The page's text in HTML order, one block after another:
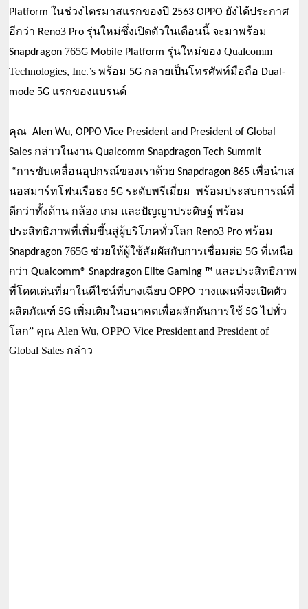
Platform ในช่วงไตรมาสแรกของปี 2563 OPPO ยังได้ประกาศ
อีกว่า Reno3 Pro
Snapdragon 765G Mobile Platform รุ่นใหม่ของ Qualcomm
Technologies, Inc.’s พร้อม 5G กลายเป็นโทรศัพท์มือถือ Dual-
mode 5G แรกของแบรนด์
คุณ  Alen Wu, OPPO Vice President and President of Global
Sales กล่าวในงาน Qualcomm Snapdragon Tech Summit
“การขับเคลื่อนอุปกรณ์ของเราด้วย Snapdragon 865 เพื่อนำเส
นอสมาร์ทโฟนเรือธง 5G ระดับพรีเมี่ยม  พร้อมประสบการณ์ที่
ดีกว่าทั้งด้าน กล้อง เกม และปัญญาประดิษฐ์ พร้อม
ประสิทธิภาพที่เพิ่มขึ้นสู่ผู้บริโภคทั่วโลก Reno3 Pro
Snapdragon 765G ช่วยให้ผู้ใช้สัมผัสกับการเชื่อมต่อ 5G ที่เหนือ
กว่า Qualcomm® Snapdragon Elite Gaming ™ และประสิทธิภาพ
ที่โดดเด่นที่มาในดีไซน์ที่บางเฉียบ OPPO วางแผนที่จะเปิดตัว
ผลิตภัณฑ์ 5G เพิ่มเติมในอนาคตเพื่อผลักดันการใช้ 5G ไปทั่ว
โลก” คุณ Alen Wu, OPPO Vice President and President of
Global Sales กล่าว